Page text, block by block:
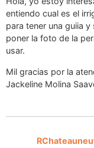
entiendo cual es el
para tener una guiia
poner la foto de la
usar.
Mil gracias por la
Jackeline Molina